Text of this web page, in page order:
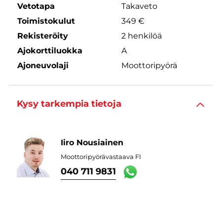
Vetotapa
Takaveto
Toimistokulut
349 €
Rekisteröity
2 henkilöä
Ajokorttiluokka
A
Ajoneuvolaji
Moottoripyörä
Kysy tarkempia tietoja
Iiro Nousiainen
Moottoripyörävastaava FI
040 711 9831